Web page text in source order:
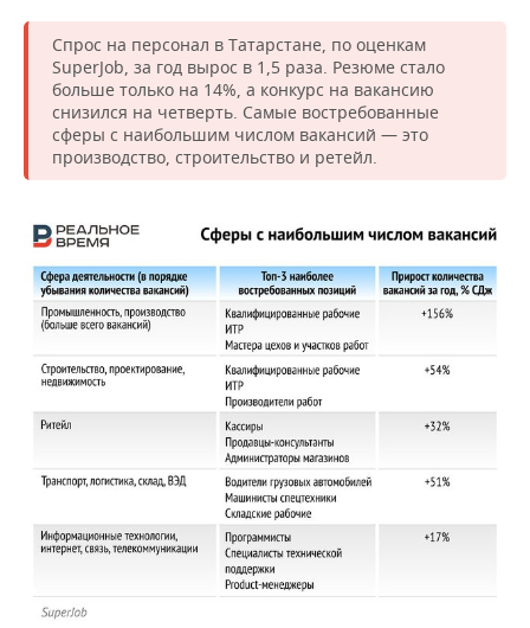
Спрос на персонал в Татарстане, по оценкам
SuperJob, за год вырос в 1,5 раза. Резюме стало
больше только на 14%, а конкурс на вакансию
снизился на четверть. Самые востребованные
сферы с наибольшим числом вакансий — это
производство, строительство и ретейл.